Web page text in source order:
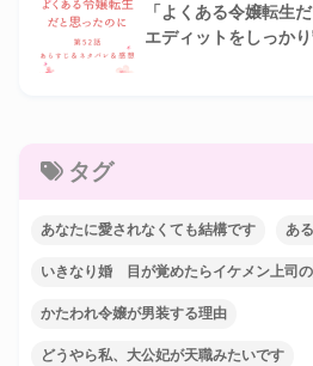
「よくある令嬢転生
エディットをしっか
タグ
あなたに愛されなくても結構です あ
いきなり婚 目が覚めたらイケメン上司
かたわれ令嬢が男装する理由
どうやら私、大公妃が天職みたいです